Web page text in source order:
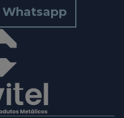
Whatsapp